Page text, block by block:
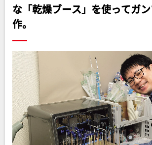
な「乾燥ブース」を使ってガ
作。